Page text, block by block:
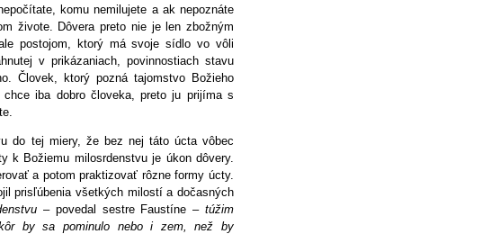
komu nemilujete a ak nepoznáte
živote. Dôvera preto nie je len zbožným
postojom, ktorý má svoje sídlo vo vôli
v prikázaniach, povinnostiach stavu
Človek, ktorý pozná tajomstvo Božieho
iba dobro človeka, preto ju prijíma s
do tej miery, že bez nej táto úcta vôbec
k Božiemu milosrdenstvu je úkon dôvery.
a potom praktizovať rôzne formy úcty.
prisľúbenia všetkých milostí a dočasných
– povedal sestre Faustíne –túžim
by sa pominulo nebo i zem, než by